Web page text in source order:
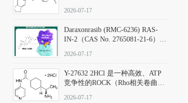
D801067）
2026-07-17
Daraxonrasib (RMC-6236) RAS-
IN-2（CAS No. 2765081-21-6）：
向KRAS/NRAS/HRAS的广谱RAS
2026-07-17
Y-27632 2HCl 是一种高效、ATP
竞争性的ROCK（Rho相关卷曲螺
2026-07-17